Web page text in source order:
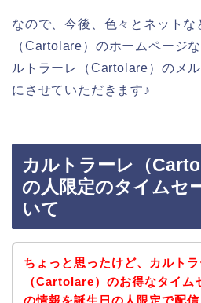
なので、今後、色々とネットな
（Cartolare）のホームページ
ルトラーレ（Cartolare）のメ
にさせていただきます♪
カルトラーレ（
の人限定のタイムセ
いて
ちょっと思ったけど、カルトラ
（Cartolare）のお得なタイム
の情報を誕生日の人限定で配